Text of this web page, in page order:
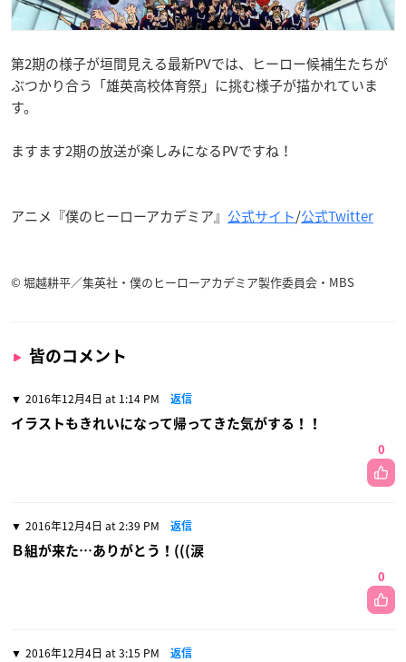
第2期の様子が垣間見える最新PVでは、ヒーロー候補生たちが
ぶつかり合う「雄英高校体育祭」に挑む様子が描かれていま
す。
ますます2期の放送が楽しみになるPVですね！
アニメ『僕のヒーローアカデミア』 公式サイト/公式Twitter
© 堀越耕平／集英社・僕のヒーローアカデミア製作委員会・MBS
皆のコメント
2016年12月4日 at 1:14 PM 返信
イラストもきれいになって帰ってきた気がする！！
0
2016年12月4日 at 2:39 PM 返信
Ｂ組が来た…ありがとう！(((涙
0
2016年12月4日 at 3:15 PM 返信